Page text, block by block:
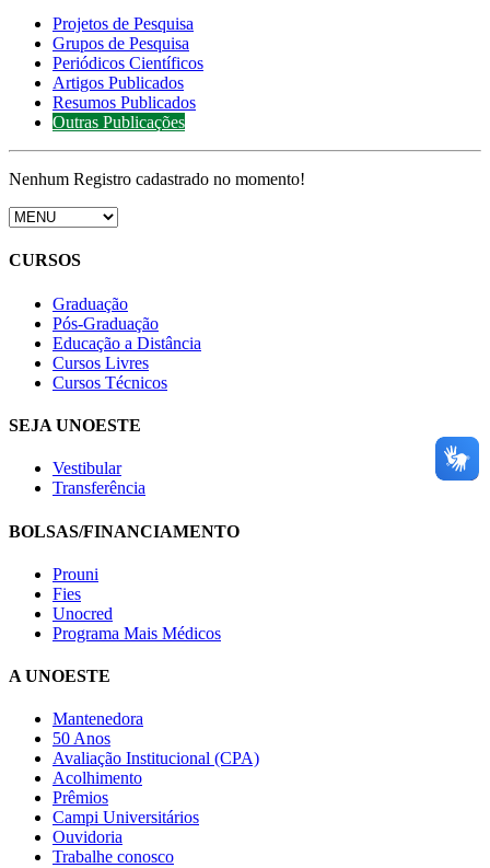
Projetos de Pesquisa
Grupos de Pesquisa
Periódicos Científicos
Artigos Publicados
Resumos Publicados
Outras Publicações
Nenhum Registro cadastrado no momento!
CURSOS
Graduação
Pós-Graduação
Educação a Distância
Cursos Livres
Cursos Técnicos
SEJA UNOESTE
Vestibular
Transferência
BOLSAS/FINANCIAMENTO
Prouni
Fies
Unocred
Programa Mais Médicos
A UNOESTE
Mantenedora
50 Anos
Avaliação Institucional (CPA)
Acolhimento
Prêmios
Campi Universitários
Ouvidoria
Trabalhe conosco